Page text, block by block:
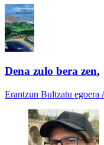
Dena zulo bera zen,
Erantzun Bultzatu egoera